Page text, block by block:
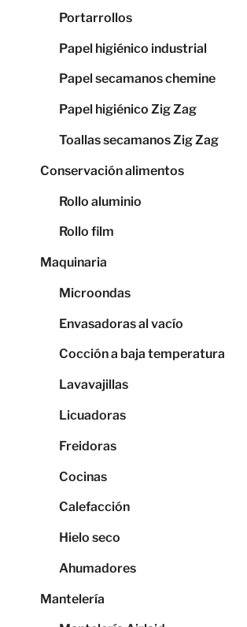
Portarrollos
Papel higiénico industrial
Papel secamanos chemine
Papel higiénico Zig Zag
Toallas secamanos Zig Zag
Conservación alimentos
Rollo aluminio
Rollo film
Maquinaria
Microondas
Envasadoras al vacío
Cocción a baja temperatura
Lavavajillas
Licuadoras
Freidoras
Cocinas
Calefacción
Hielo seco
Ahumadores
Mantelería